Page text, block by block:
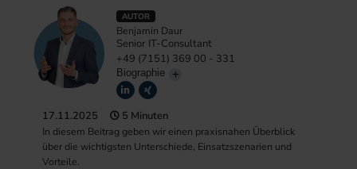
AUTOR
Benjamin Daur
Senior IT-Consultant
+49 (7151) 369 00 - 331
Biographie
17.11.2025 5 Minuten
In diesem Beitrag geben wir einen praxisnahen Überblick
über die wichtigsten Unterschiede, Einsatzszenarien und
Vorteile.